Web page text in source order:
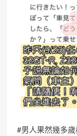
#男人果然幾多